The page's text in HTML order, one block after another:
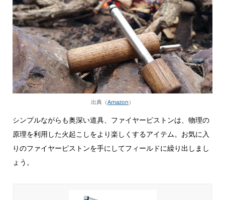
出典（Amazon ）
シンプルながらも奥深い道具、ファイヤーピストンは、物理の
原理を利用した火起こしをより楽しくするアイテム。お気に入
りのファイヤーピストンを手にしてフィールドに繰り出しまし
ょう。